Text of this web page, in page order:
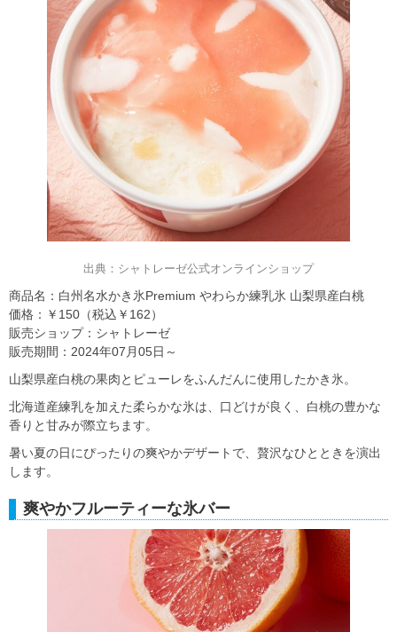
出典：シャトレーゼ公式オンラインショップ
商品名：白州名水かき氷Premium やわらか練乳氷 山梨県産白桃
価格：￥150（税込￥162）
販売ショップ：シャトレーゼ
販売期間：2024年07月05日～
山梨県産白桃の果肉とピューレをふんだんに使用したかき氷。
北海道産練乳を加えた柔らかな氷は、口どけが良く、白桃の豊かな
香りと甘みが際立ちます。
暑い夏の日にぴったりの爽やかデザートで、贅沢なひとときを演出
します。
爽やかフルーティーな氷バー